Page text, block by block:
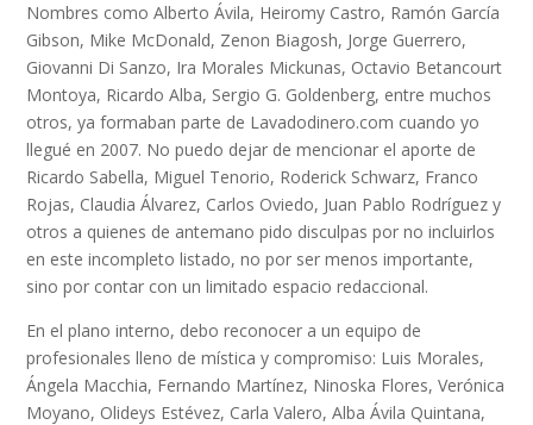
Nombres como Alberto Ávila, Heiromy Castro, Ramón García
Gibson, Mike McDonald, Zenon Biagosh, Jorge Guerrero,
Giovanni Di Sanzo, Ira Morales Mickunas, Octavio Betancourt
Montoya, Ricardo Alba, Sergio G. Goldenberg, entre muchos
otros, ya formaban parte de Lavadodinero.com cuando yo
llegué en 2007. No puedo dejar de mencionar el aporte de
Ricardo Sabella, Miguel Tenorio, Roderick Schwarz, Franco
Rojas, Claudia Álvarez, Carlos Oviedo, Juan Pablo Rodríguez y
otros a quienes de antemano pido disculpas por no incluirlos
en este incompleto listado, no por ser menos importante,
sino por contar con un limitado espacio redaccional.
En el plano interno, debo reconocer a un equipo de
profesionales lleno de mística y compromiso: Luis Morales,
Ángela Macchia, Fernando Martínez, Ninoska Flores, Verónica
Moyano, Olideys Estévez, Carla Valero, Alba Ávila Quintana,